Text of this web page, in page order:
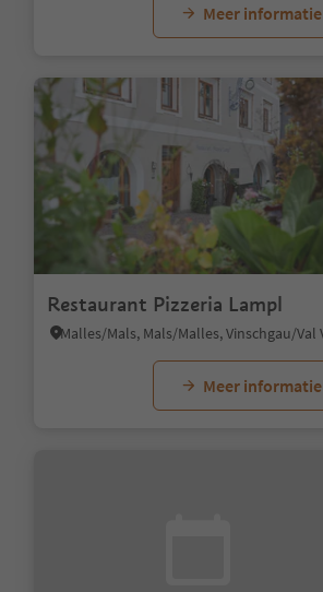
Meer informatie
Restaurant Pizzeria Lampl
Meer informatie